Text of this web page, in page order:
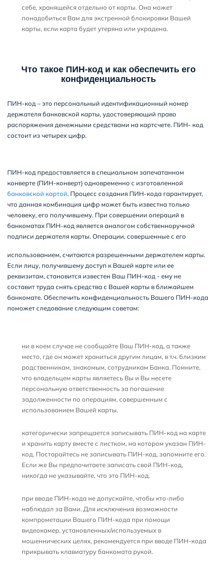
себе, хранящейся отдельно от карты. Она может
понадобиться Вам для экстренной блокировки Вашей
карты, если карта будет утеряна или украдена.
Что такое ПИН-код и как обеспечить его
конфиденциальность
ПИН-код – это персональный идентификационный номер
держателя банковской карты, удостоверяющий право
распоряжения денежными средствами на картсчете. ПИН- код
состоит из четырех цифр.
ПИН-код предоставляется в специальном запечатанном
конверте (ПИН-конверт) одновременно с изготовленной
банковской картой. Процесс создания ПИН-кода гарантирует,
что данная комбинация цифр может быть известна только
человеку, его получившему. При совершении операций в
банкоматах ПИН-код является аналогом собственноручной
подписи держателя карты. Операции, совершенные с его
использованием, считаются разрешенными держателем карты.
Если лицу, получившему доступ к Вашей карте или ее
реквизитам, становится известен Ваш ПИН-код - ему не
составит труда снять средства с Вашей карты в ближайшем
банкомате. Обеспечить конфиденциальность Вашего ПИН-кода
поможет следование следующим советам:
ни в коем случае не сообщайте Ваш ПИН-код, а также
место, где он может храниться другим лицам, в т.ч. близким
родственникам, знакомым, сотрудникам Банка. Помните,
что владельцем карты являетесь Вы и Вы несете
персональную ответственность за погашение
задолженности по операциям, совершенным с
использованием Вашей карты.
категорически запрещается записывать ПИН-код на карте
и хранить карту вместе с листком, на котором указан ПИН-
код. Постарайтесь не записывать ПИН-код, запомните его.
Если же Вы предпочитаете записать свой ПИН-код,
никогда не указывайте, что это ПИН-код.
при вводе ПИН-кода не допускайте, чтобы кто-либо
наблюдал за Вами. Для исключения возможности
компрометации Вашего ПИН-кода при помощи
видеокамер, установленных/используемых в
мошеннических целях, рекомендуется при вводе ПИН-кода
прикрывать клавиатуру банкомата рукой.